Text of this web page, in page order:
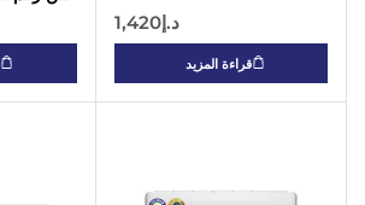
الدوار د.إ1,420
قراءة المزيد